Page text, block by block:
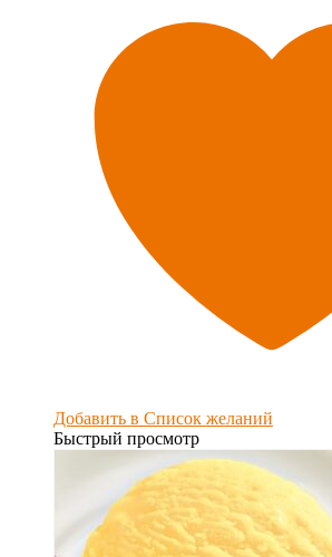
Добавить в Список желаний
Быстрый просмотр